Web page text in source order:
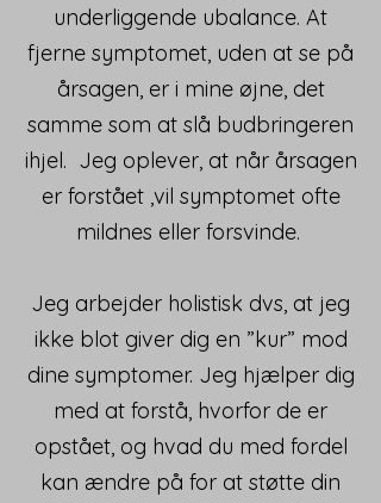
underliggende ubalance. At
fjerne symptomet, uden at se på
årsagen, er i mine øjne, det
samme som at slå budbringeren
ihjel. Jeg oplever, at når årsagen
er forstået ,vil symptomet ofte
mildnes eller forsvinde.
Jeg arbejder holistisk dvs, at jeg
ikke blot giver dig en ”kur” mod
dine symptomer. Jeg hjælper dig
med at forstå, hvorfor de er
opstået, og hvad du med fordel
kan ændre på for at støtte din